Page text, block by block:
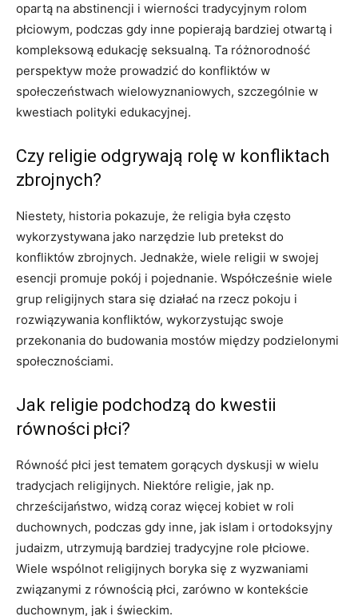
opartą na abstinencji i wierności tradycyjnym rolom
płciowym, podczas gdy inne popierają bardziej otwartą i
kompleksową edukację seksualną. Ta różnorodność
perspektyw może prowadzić do konfliktów w
społeczeństwach wielowyznaniowych, szczególnie w
kwestiach polityki edukacyjnej.
Czy religie odgrywają rolę w konfliktach
zbrojnych?
Niestety, historia pokazuje, że religia była często
wykorzystywana jako narzędzie lub pretekst do
konfliktów zbrojnych. Jednakże, wiele religii w swojej
esencji promuje pokój i pojednanie. Współcześnie wiele
grup religijnych stara się działać na rzecz pokoju i
rozwiązywania konfliktów, wykorzystując swoje
przekonania do budowania mostów między podzielonymi
społecznościami.
Jak religie podchodzą do kwestii
równości płci?
Równość płci jest tematem gorących dyskusji w wielu
tradycjach religijnych. Niektóre religie, jak np.
chrześcijaństwo, widzą coraz więcej kobiet w roli
duchownych, podczas gdy inne, jak islam i ortodoksyjny
judaizm, utrzymują bardziej tradycyjne role płciowe.
Wiele wspólnot religijnych boryka się z wyzwaniami
związanymi z równością płci, zarówno w kontekście
duchownym, jak i świeckim.